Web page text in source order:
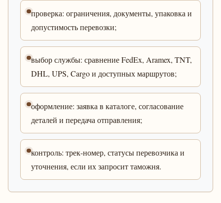
проверка: ограничения, документы, упаковка и
допустимость перевозки;
выбор службы: сравнение FedEx, Aramex, TNT,
DHL, UPS, Cargo и доступных маршрутов;
оформление: заявка в каталоге, согласование
деталей и передача отправления;
контроль: трек-номер, статусы перевозчика и
уточнения, если их запросит таможня.